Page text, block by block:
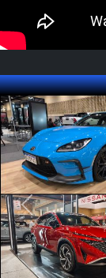
Previous